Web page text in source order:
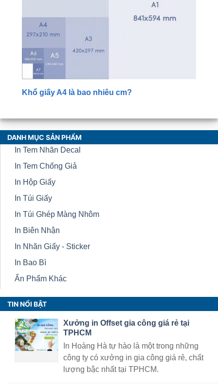
Khổ giấy A4 là bao nhiêu cm?
DANH MỤC SẢN PHẨM
In Tem Nhãn Decal
In Tem Chống Giả
In Hộp Giấy
In Túi Giấy
In Túi Ghép Màng Nhôm
In Biên Nhận
In Nhãn Giấy - Sticker
In Bao Bì
Ấn Phẩm Khác
TIN NỔI BẬT
Xưởng in Offset gia công giá rẻ tại
TPHCM
In Hoàng Hà tự hào là một trong những
công ty có xưởng in gia công giá rẻ, chất
lượng bậc nhất tại TPHCM.